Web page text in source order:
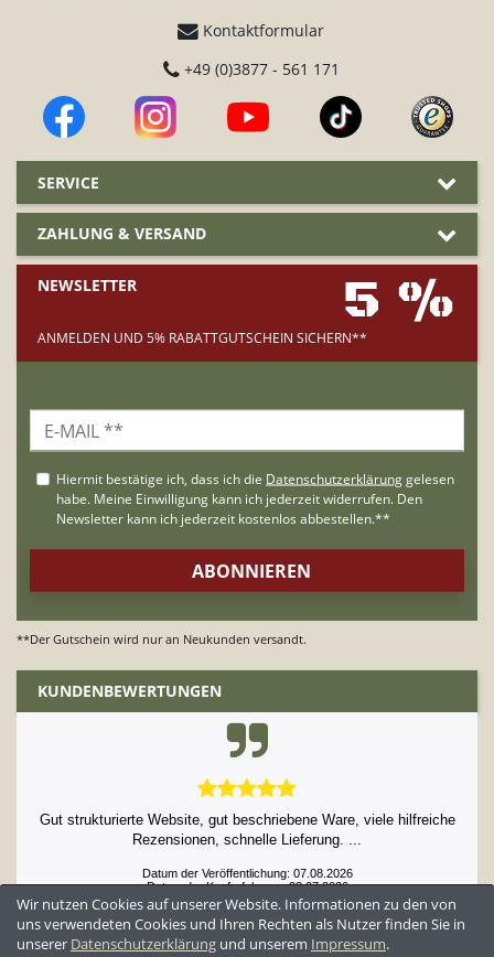
Kontaktformular
+49 (0)3877 - 561 171
SERVICE
ZAHLUNG & VERSAND
NEWSLETTER 5 %
ANMELDEN UND 5% RABATTGUTSCHEIN SICHERN**
**Der Gutschein wird nur an Neukunden versandt.
KUNDENBEWERTUNGEN
Gut strukturierte Website, gut beschriebene Ware, viele hilfreiche
Rezensionen, schnelle Lieferung. ...
Datum der Veröffentlichung: 07.08.2026
Datum der Kauferfahrung: 23.07.2026
Wir nutzen Cookies auf unserer Website. Informationen zu den von
uns verwendeten Cookies und Ihren Rechten als Nutzer finden Sie in
unserer Daten­schutz­erklärung und unserem Impressum.